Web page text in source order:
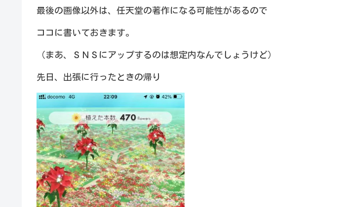
最後の画像以外は、任天堂の著作になる可能性があるので
ココに書いておきます。
（まあ、ＳＮＳにアップするのは想定内なんでしょうけど）
先日、出張に行ったときの帰り